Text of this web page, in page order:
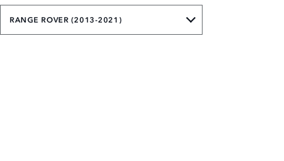
RANGE ROVER (2013-2021)